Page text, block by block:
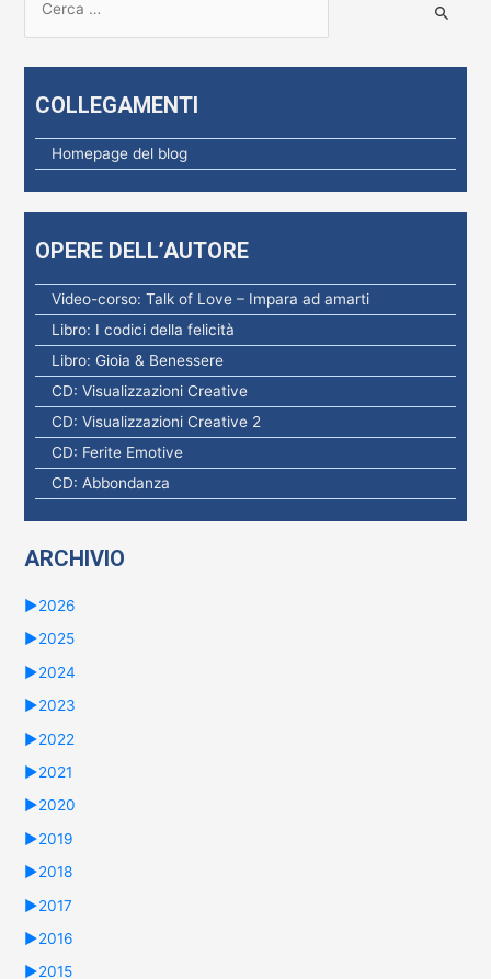
COLLEGAMENTI
Homepage del blog
OPERE DELL’AUTORE
Video-corso: Talk of Love – Impara ad amarti
Libro: I codici della felicità
Libro: Gioia & Benessere
CD: Visualizzazioni Creative
CD: Visualizzazioni Creative 2
CD: Ferite Emotive
CD: Abbondanza
ARCHIVIO
►2026
►2025
►2024
►2023
►2022
►2021
►2020
►2019
►2018
►2017
►2016
►2015